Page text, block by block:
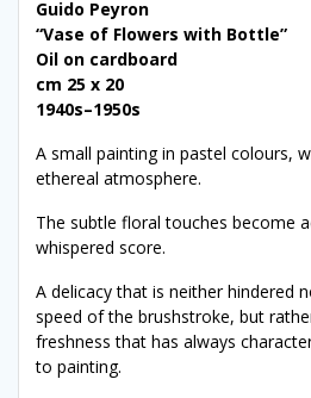
Guido Peyron
“Vase of Flowers with Bottle”
Oil on cardboard
cm 25 x 20
1940s–1950s
A small painting in pastel colours,
ethereal atmosphere.
The subtle floral touches become
whispered score.
A delicacy that is neither hindered
speed of the brushstroke, but
freshness that has always
to painting.